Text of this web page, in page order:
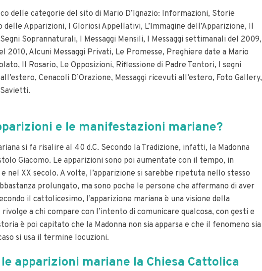
delle categorie del sito di Mario D’Ignazio: Informazioni, Storie
delle Apparizioni, I Gloriosi Appellativi, L’Immagine dell’Apparizione, Il
Soprannaturali, I Messaggi Mensili, I Messaggi settimanali del 2009,
2010, Alcuni Messaggi Privati, Le Promesse, Preghiere date a Mario
Il Rosario, Le Opposizioni, Riflessione di Padre Tentori, I segni
Cenacoli D’Orazione, Messaggi ricevuti all’estero, Foto Gallery,
e le manifestazioni mariane?
si fa risalire al 40 d.C. Secondo la Tradizione, infatti, la Madonna
Giacomo. Le apparizioni sono poi aumentate con il tempo, in
nel XX secolo. A volte, l’apparizione si sarebbe ripetuta nello stesso
prolungato, ma sono poche le persone che affermano di aver
il cattolicesimo, l’apparizione mariana è una visione della
rivolge a chi compare con l’intento di comunicare qualcosa, con gesti e
è poi capitato che la Madonna non sia apparsa e che il fenomeno sia
si usa il termine locuzioni.
apparizioni mariane la Chiesa Cattolica